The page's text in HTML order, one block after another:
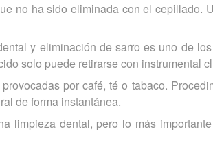
no ha sido eliminada con el cepillado.
y eliminación de sarro es uno de
solo puede retirarse con instrumental
por café, té o tabaco.
de forma instantánea.
limpieza dental, pero lo más